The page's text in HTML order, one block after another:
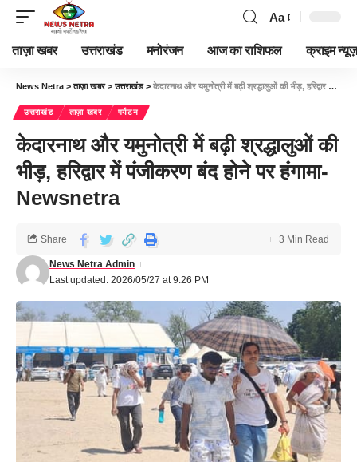
Aa
ताज़ा खबर उत्तराखंड मनोरंजन आज का राशिफल क्राइम न्यूज़
News Netra >ताज़ा खबर>उत्तराखंड> केदारनाथ और यमुनोत्री में बढ़ी श्रद्धालुओं की भीड़, हरिद्वार में पंजीकरण बंद होने पर हंगामा-Newsnetra
उत्तराखंड ताज़ा खबर पर्यटन
केदारनाथ और यमुनोत्री में बढ़ी श्रद्धालुओं की
भीड़, हरिद्वार में पंजीकरण बंद होने पर हंगामा-
Newsnetra
Last updated: 2026/05/27 at 9:26 PM
News Netra Admin
Share 3 Min Read